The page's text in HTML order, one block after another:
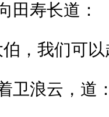
田寿长道：
，我们可以
卫浪云，道